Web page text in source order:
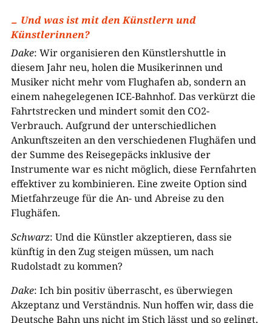
Und was ist mit den Künstlern und
Künstlerinnen?
Dake: Wir organisieren den Künstlershuttle in
diesem Jahr neu, holen die Musikerinnen und
Musiker nicht mehr vom Flughafen ab, sondern an
einem nahegelegenen ICE-Bahnhof. Das verkürzt die
Fahrtstrecken und mindert somit den CO2-
Verbrauch. Aufgrund der unterschiedlichen
Ankunftszeiten an den verschiedenen Flughäfen und
der Summe des Reisegepäcks inklusive der
Instrumente war es nicht möglich, diese Fernfahrten
effektiver zu kombinieren. Eine zweite Option sind
Mietfahrzeuge für die An- und Abreise zu den
Flughäfen.
Schwarz: Und die Künstler akzeptieren, dass sie
künftig in den Zug steigen müssen, um nach
Rudolstadt zu kommen?
Dake: Ich bin positiv überrascht, es überwiegen
Akzeptanz und Verständnis. Nun hoffen wir, dass die
Deutsche Bahn uns nicht im Stich lässt und so gelingt,